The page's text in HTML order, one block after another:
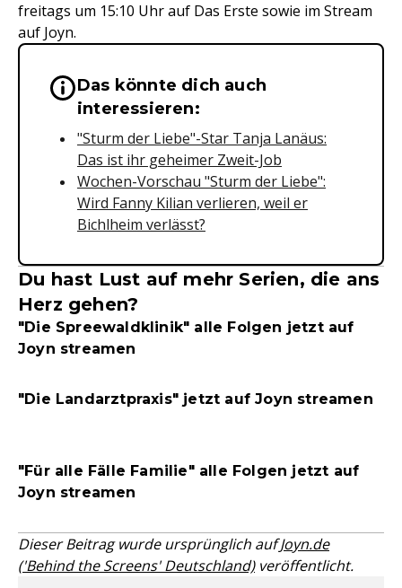
freitags um 15:10 Uhr auf Das Erste sowie im Stream
auf Joyn.
Wichtige Hinweise &
Das könnte dich auch
interessieren:
"Sturm der Liebe"-Star Tanja Lanäus:
Das ist ihr geheimer Zweit-Job
Wochen-Vorschau "Sturm der Liebe":
Wird Fanny Kilian verlieren, weil er
Bichlheim verlässt?
Du hast Lust auf mehr Serien, die ans
Herz gehen?
"Die Spreewaldklinik" alle Folgen jetzt auf
Joyn streamen
"Die Landarztpraxis" jetzt auf Joyn streamen
"Für alle Fälle Familie" alle Folgen jetzt auf
Joyn streamen
Dieser Beitrag wurde ursprünglich aufJoyn.de
('Behind the Screens' Deutschland)veröffentlicht.